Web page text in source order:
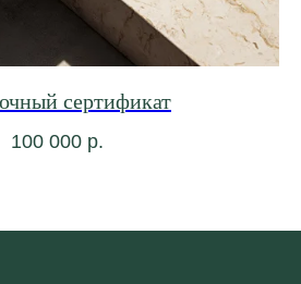
сертификат
100 000 р.